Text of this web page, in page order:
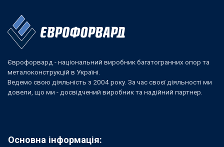
Єврофорвард - національний виробник багатогранних опор та
металоконструкцій в Україні.
Ведемо свою діяльність з 2004 року. За час своєї діяльності ми
довели, що ми - досвідчений виробник та надійний партнер.
Основна інформація: